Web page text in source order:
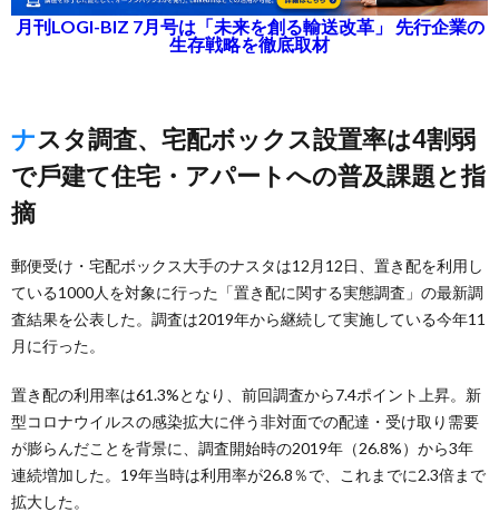
月刊LOGI-BIZ 7月号は「未来を創る輸送改革」 先行企業の
生存戦略を徹底取材
ナスタ調査、宅配ボックス設置率は4割弱
で⼾建て住宅・アパートへの普及課題と指
摘
郵便受け・宅配ボックス大手のナスタは12月12日、置き配を利用し
ている1000人を対象に行った「置き配に関する実態調査」の最新調
査結果を公表した。調査は2019年から継続して実施している今年11
月に行った。
置き配の利⽤率は61.3%となり、前回調査から7.4ポイント上昇。新
型コロナウイルスの感染拡大に伴う非対⾯での配達・受け取り需要
が膨らんだことを背景に、調査開始時の2019年（26.8%）から3年
連続増加した。19年当時は利用率が26.8％で、これまでに2.3倍まで
拡大した。